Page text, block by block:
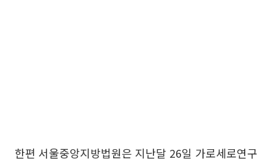
한편 서울중앙지방법원은 지난달 26일 가로세로연구